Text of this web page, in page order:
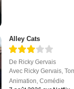
Alley Cats
De Ricky Gervais
Avec Ricky Gervais,
Animation,Comédie